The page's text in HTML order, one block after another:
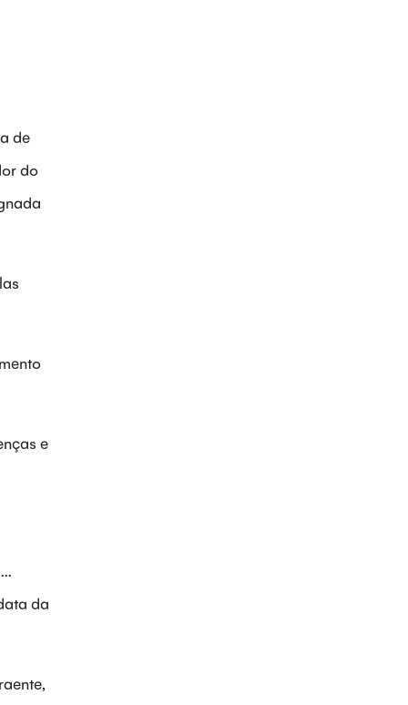
de
do
e
da